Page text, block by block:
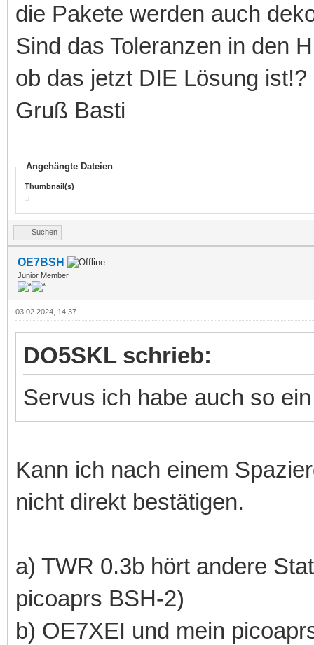
die Pakete werden auch
Sind das Toleranzen in den
ob das jetzt DIE Lösung ist!?
Gruß Basti
Angehängte Dateien
Thumbnail(s)
Suchen
OE7BSH
Junior Member
03.02.2024, 14:37
DO5SKL schrieb:
Servus ich habe auch so
Kann ich nach einem
nicht direkt bestätigen.
a) TWR 0.3b hört andere
picoaprs BSH-2)
b) OE7XEI und mein